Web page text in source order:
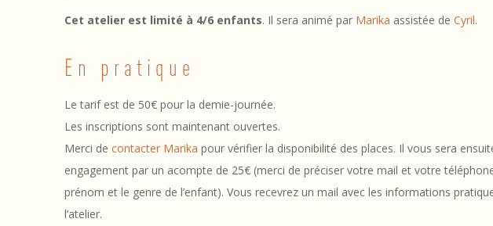
s
i
n
s
,
s
Cet atelier est limité à 4/6 enfants. Il sera animé par Marika assistée de Cyril.
En pratique
Le tarif est de 50€ pour la demie-journée.
Les inscriptions sont maintenant ouvertes.
Merci de contacter Marika pour vérifier la disponibilité des places. Il vous sera
engagement par un acompte de 25€ (merci de préciser votre mail et votre
prénom et le genre de l’enfant). Vous recevrez un mail avec les informations
l’atelier.